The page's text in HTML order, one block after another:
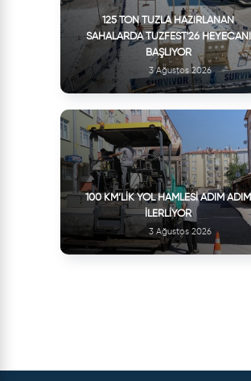
125 TON TUZLA HAZIRLANAN
SAHALARDA TUZFEST'26 HEYECANI
BAŞLIYOR
3 Ağustos 2026
100 KM’LIK YOL HAMLESI ADIM ADIM
İLERLIYOR
3 Ağustos 2026